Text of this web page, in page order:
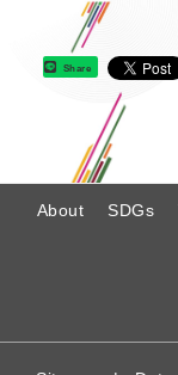
Share
About SDGs